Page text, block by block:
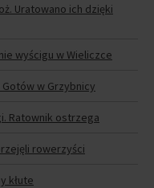
Uratowano ich dzięki
wyścigu w Wieliczce
w Grzybnicy
Ratownik ostrzega
rowerzyści
kłute